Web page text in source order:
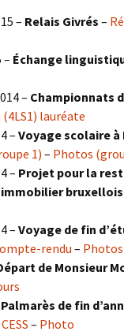
– Relais Givrés –
– Échange
– Championnats
lauréate
– Voyage scolaire à
1)– Photos
– Projet pour la
bruxellois
– Voyage de fin
rendu – Photos
de Monsieur
Palmarès de fin
– Photo